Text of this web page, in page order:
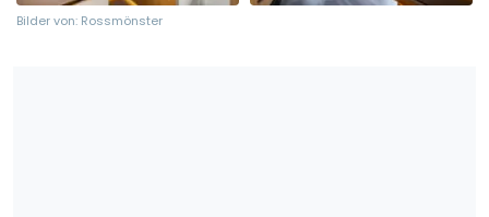
Bilder von: Rossmönster